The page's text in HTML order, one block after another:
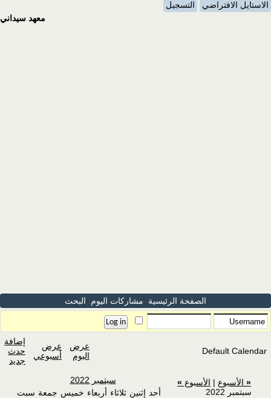
الاستايل الافتراضي
التسجيل
معهد سيداني
الصفحة الرئيسية مشاركات اليوم البحث
Default Calendar
عرض
اليوم
عرض
أسبوعي
إضافة
حدث
جديد
« الأسبوع | الأسبوع »
سبتمبر 2022
سبتمبر 2022
أحد إثنين ثلاثاء أربعاء خميس جمعة سبت